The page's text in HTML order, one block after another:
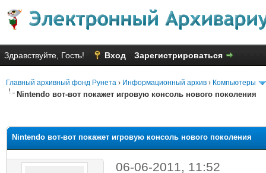
Здравствуйте, Гость! Вход Зарегистрироваться
Главный архивный фонд Рунета › Информационный архив › Компьютеры
Nintendo вот-вот покажет игровую консоль нового поколения
Nintendo вот-вот покажет игровую консоль нового поколения
06-06-2011, 11:52